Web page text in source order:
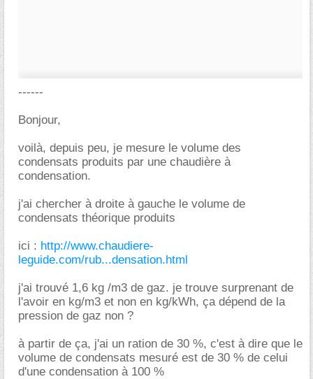
------
Bonjour,
voilà, depuis peu, je mesure le volume des
condensats produits par une chaudière à
condensation.
j'ai chercher à droite à gauche le volume de
condensats théorique produits
ici : http://www.chaudiere-
leguide.com/rub...densation.html
j'ai trouvé 1,6 kg /m3 de gaz. je trouve surprenant de
l'avoir en kg/m3 et non en kg/kWh, ça dépend de la
pression de gaz non ?
à partir de ça, j'ai un ration de 30 %, c'est à dire que le
volume de condensats mesuré est de 30 % de celui
d'une condensation à 100 %